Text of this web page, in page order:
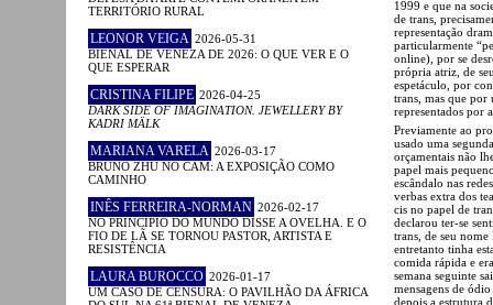
TERRITÓRIO RURAL
LEONOR VEIGA 2026-05-31
BIENAL DE VENEZA DE 2026: O QUE VER E O
QUE ESPERAR
CRISTINA FILIPE 2026-04-25
DARK SIDE OF IMAGINATION. JEWELLERY BY
KADRI MÄLK
MARIANA VARELA 2026-03-17
BRUNO ZHU NO CAM: A EXPOSIÇÃO COMO
CAMINHO
INÊS FERREIRA-NORMAN 2026-02-17
NO PRINCÍPIO DO MUNDO DISSE A OVELHA. E O
FIO DE LÃ SE TORNOU PASTOR, ARTISTA E
RESISTÊNCIA
LAURA BUROCCO 2026-01-17
UM CASO DE CENSURA: O PAVILHÃO DA ÁFRICA
1999 e que na
de trans,
representação
particularmente
online), por se
própria atriz, de
espetáculo, por
trans, mas que por
representados por
Previamente ao
usado uma
orçamentais não
papel mais
escândalo nas
verbas extra dos
cis no papel de
declarou ter-se
trans, de seu
entretanto tinha
comida rápida e
semana seguinte
mensagens de
depois a estrutura